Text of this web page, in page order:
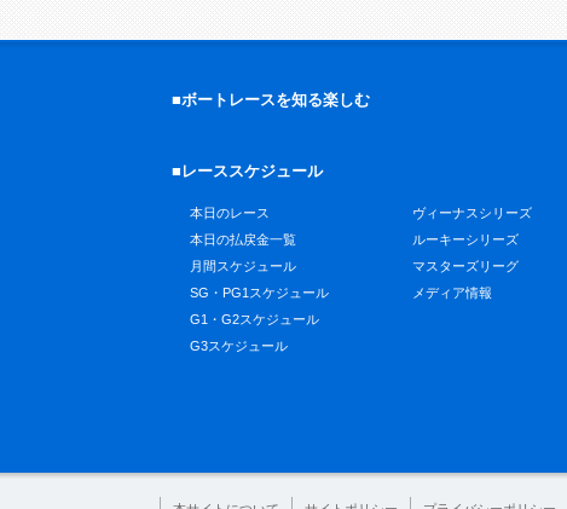
■ボートレースを知る楽しむ
■レーススケジュール
本日のレース
本日の払戻金一覧
月間スケジュール
SG・PG1スケジュール
G1・G2スケジュール
G3スケジュール
ヴィーナスシリーズ
ルーキーシリーズ
マスターズリーグ
メディア情報